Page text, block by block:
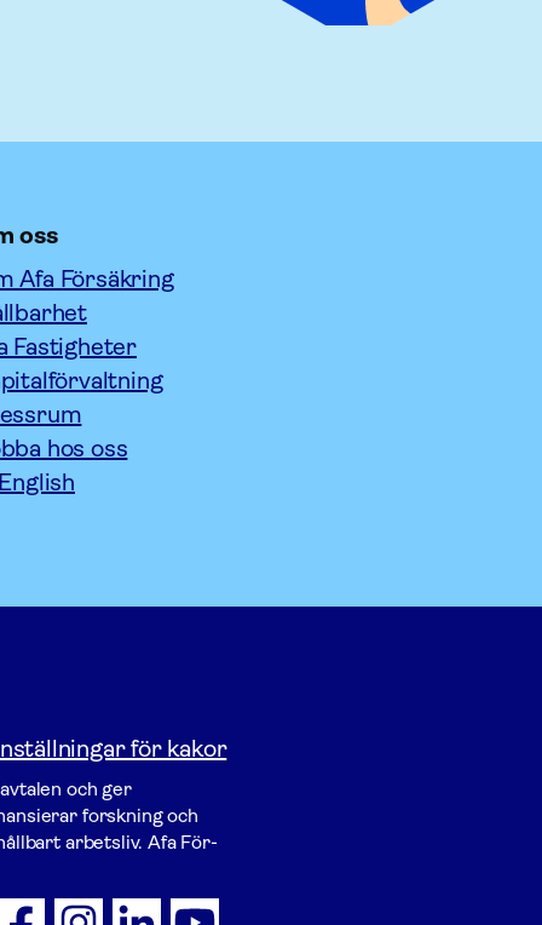
oss
Afa Försäkring
Fastigheter
hos oss
för kakor
och ger
forskning och
arbetsliv. Afa För­